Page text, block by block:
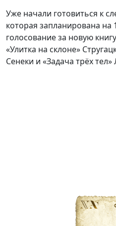
Уже начали готовиться к
которая запланирована на
голосование за новую
«Улитка на склоне»
Сенеки и «Задача трёх